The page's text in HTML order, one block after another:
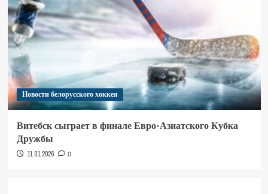
Новости белорусского хоккея
Витебск сыграет в финале Евро-Азиатского Кубка
Дружбы
11.01.2026 0